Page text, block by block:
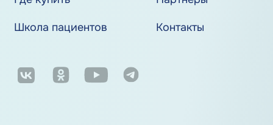
Школа пациентов
Контакты